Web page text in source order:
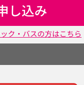
し込み
ク・バスの方はこちら